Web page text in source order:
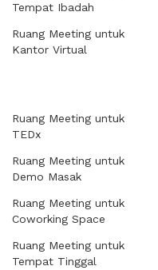
Tempat Ibadah
Ruang Meeting untuk
Kantor Virtual
Ruang Meeting untuk
TEDx
Ruang Meeting untuk
Demo Masak
Ruang Meeting untuk
Coworking Space
Ruang Meeting untuk
Tempat Tinggal